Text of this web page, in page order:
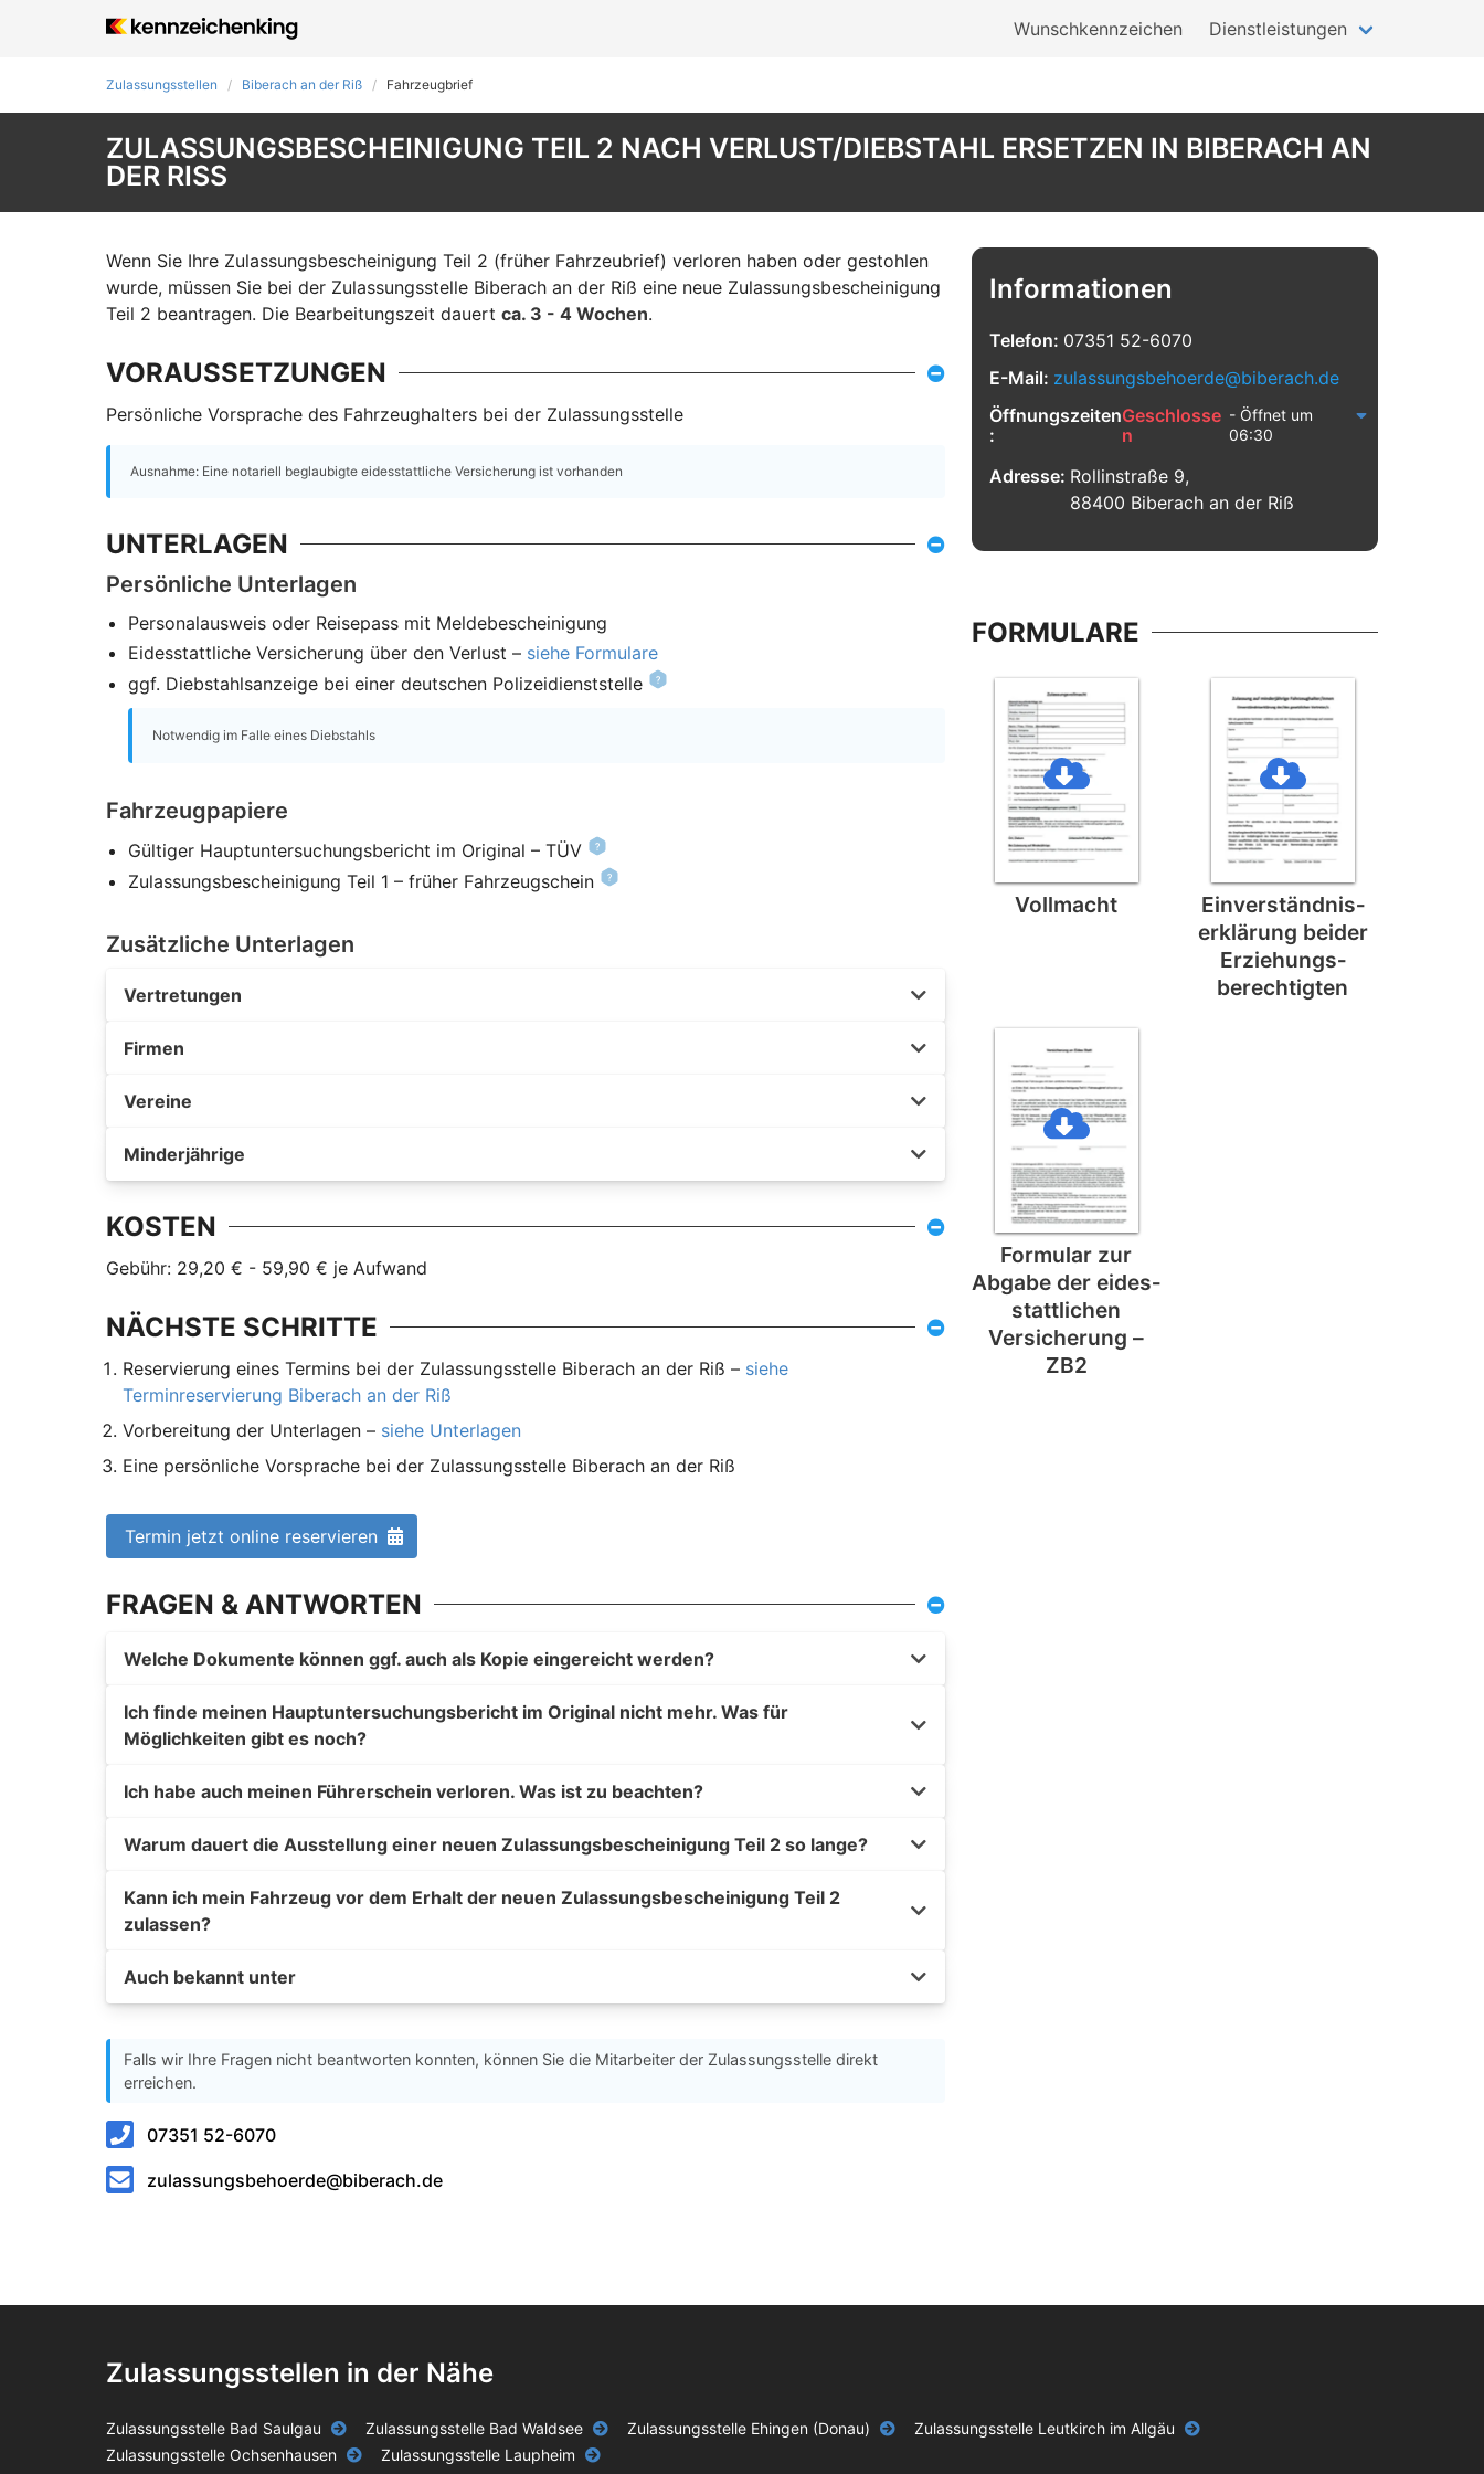
Wunschkennzeichen Dienstleistungen
Zulassungsstellen Biberach an der Riß Fahrzeugbrief
ZULASSUNGSBESCHEINIGUNG TEIL 2 NACH VERLUST/DIEBSTAHL ERSETZEN IN BIBERACH AN
DER RISS
Wenn Sie Ihre Zulassungsbescheinigung Teil 2 (früher Fahrzeubrief) verloren haben oder gestohlen
wurde, müssen Sie bei der Zulassungsstelle Biberach an der Riß eine neue Zulassungsbescheinigung
Teil 2 beantragen. Die Bearbeitungszeit dauert ca. 3 - 4 Wochen.
VORAUSSETZUNGEN
Persönliche Vorsprache des Fahrzeughalters bei der Zulassungsstelle
Ausnahme: Eine notariell beglaubigte eidesstattliche Versicherung ist vorhanden
UNTERLAGEN
Persönliche Unterlagen
Personalausweis oder Reisepass mit Meldebescheinigung
Eidesstattliche Versicherung über den Verlust – siehe Formulare
ggf. Diebstahlsanzeige bei einer deutschen Polizeidienststelle
Notwendig im Falle eines Diebstahls
Fahrzeugpapiere
Gültiger Hauptuntersuchungsbericht im Original – TÜV
Zulassungsbescheinigung Teil 1 – früher Fahrzeugschein
Zusätzliche Unterlagen
Vertretungen
Firmen
Vereine
Minderjährige
KOSTEN
Gebühr: 29,20 € - 59,90 € je Aufwand
NÄCHSTE SCHRITTE
Reservierung eines Termins bei der Zulassungsstelle Biberach an der Riß – siehe
Terminreservierung Biberach an der Riß
Vorbereitung der Unterlagen – siehe Unterlagen
Eine persönliche Vorsprache bei der Zulassungsstelle Biberach an der Riß
Termin jetzt online reservieren
FRAGEN & ANTWORTEN
Welche Dokumente können ggf. auch als Kopie eingereicht werden?
Ich finde meinen Hauptuntersuchungsbericht im Original nicht mehr. Was für
Möglichkeiten gibt es noch?
Ich habe auch meinen Führerschein verloren. Was ist zu beachten?
Warum dauert die Ausstellung einer neuen Zulassungsbescheinigung Teil 2 so lange?
Kann ich mein Fahrzeug vor dem Erhalt der neuen Zulassungsbescheinigung Teil 2
zulassen?
Auch bekannt unter
Falls wir Ihre Fragen nicht beantworten konnten, können Sie die Mitarbeiter der Zulassungsstelle direkt
erreichen.
07351 52-6070
zulassungsbehoerde@biberach.de
Informationen
Telefon: 07351 52-6070
E-Mail: zulassungsbehoerde@biberach.de
Öffnungszeiten
:
Geschlosse
n
- Öffnet um
06:30
Adresse: Rollinstraße 9,
88400 Biberach an der Riß
FORMULARE
Vollmacht
Einverständnis­
erklärung beider
Erziehungs­
berechtigten
Formular zur
Abgabe der eides­
stattlichen
Versicherung –
ZB2
Zulassungsstellen in der Nähe
Zulassungsstelle Bad Saulgau Zulassungsstelle Bad Waldsee Zulassungsstelle Ehingen (Donau)
Zulassungsstelle Leutkirch im Allgäu
Zulassungsstelle Ochsenhausen
Zulassungsstelle Laupheim